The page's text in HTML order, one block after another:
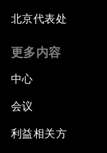
北京代表处
更多内容
中心
会议
利益相关方